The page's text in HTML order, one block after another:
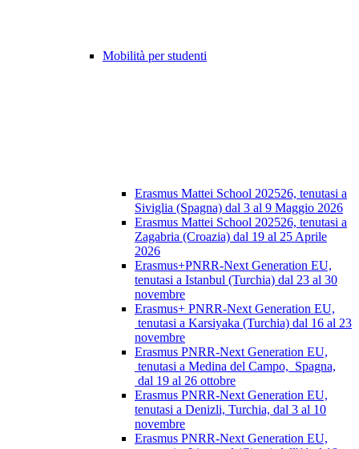
Mobilità per studenti
Erasmus Mattei School 202526, tenutasi a
Siviglia (Spagna) dal 3 al 9 Maggio 2026
Erasmus Mattei School 202526, tenutasi a
Zagabria (Croazia) dal 19 al 25 Aprile
2026
Erasmus+PNRR-Next Generation EU,
tenutasi a Istanbul (Turchia) dal 23 al 30
novembre
Erasmus+ PNRR-Next Generation EU,
tenutasi a Karsiyaka (Turchia) dal 16 al 23
novembre
Erasmus PNRR-Next Generation EU,
tenutasi a Medina del Campo, Spagna,
dal 19 al 26 ottobre
Erasmus PNRR-Next Generation EU,
tenutasi a Denizli, Turchia, dal 3 al 10
novembre
Erasmus PNRR-Next Generation EU,